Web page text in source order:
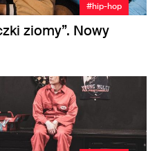
#hip-hop
ziomy”. Nowy